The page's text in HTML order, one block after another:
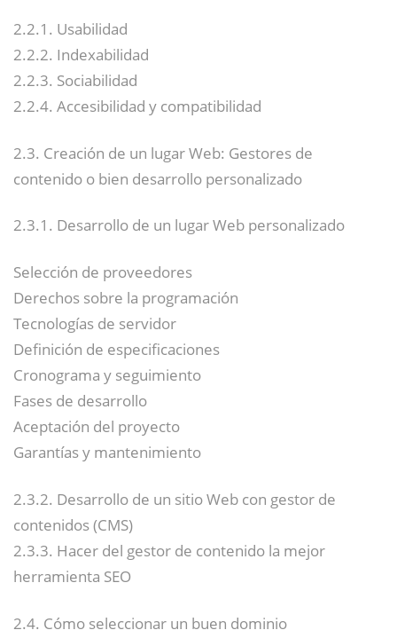
2.2.1. Usabilidad
2.2.2. Indexabilidad
2.2.3. Sociabilidad
2.2.4. Accesibilidad y compatibilidad
2.3. Creación de un lugar Web: Gestores de
contenido o bien desarrollo personalizado
2.3.1. Desarrollo de un lugar Web personalizado
Selección de proveedores
Derechos sobre la programación
Tecnologías de servidor
Definición de especificaciones
Cronograma y seguimiento
Fases de desarrollo
Aceptación del proyecto
Garantías y mantenimiento
2.3.2. Desarrollo de un sitio Web con gestor de
contenidos (CMS)
2.3.3. Hacer del gestor de contenido la mejor
herramienta SEO
2.4. Cómo seleccionar un buen dominio